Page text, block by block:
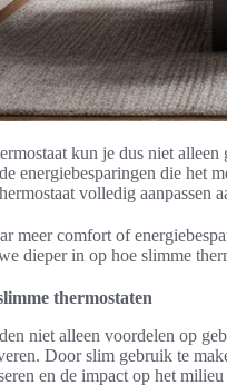
kun je dus niet
energiebesparingen die het
volledig aanpassen
meer comfort of
dieper in op hoe slimme
thermostaten
niet alleen voordelen op
Door slim gebruik te
en de impact op het